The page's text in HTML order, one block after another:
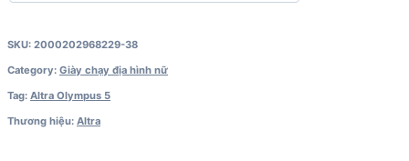
SKU: 2000202968229-38
Category: Giày chạy địa hình nữ
Tag: Altra Olympus 5
Thương hiệu: Altra